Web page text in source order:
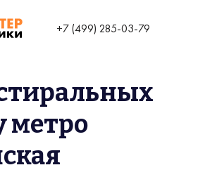
+7 (499) 285-03-79
метро